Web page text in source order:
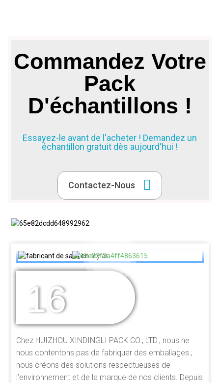
Commandez Votre
Pack
D'échantillons !
Essayez-le avant de l'acheter ! Demandez un
échantillon gratuit dès aujourd'hui !
Contactez-Nous
16
Chez HUIZHOU XINDINGLI PACK CO., LTD., nous ne
nous contentons pas de fabriquer des emballages ;
nous créons des solutions respectueuses de
l’environnement et de la marque de nos clients. Depuis